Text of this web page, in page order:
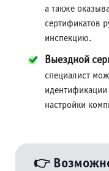
а также
сертификатов
инспекцию.
Выездной
специалист
настройки
👉